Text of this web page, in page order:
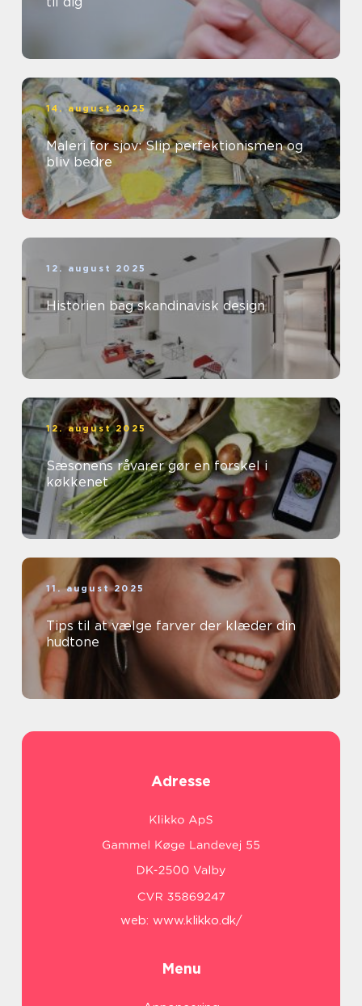
14. august 2025
Maleri for sjov: Slip perfektionismen og
bliv bedre
12. august 2025
Historien bag skandinavisk design
12. august 2025
Sæsonens råvarer gør en forskel i
køkkenet
11. august 2025
Tips til at vælge farver der klæder din
hudtone
Adresse
web: www.klikko.dk/
Menu